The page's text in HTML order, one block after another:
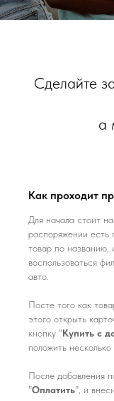
Сделайте
а
Как проходит
Для начала стоит
распоряжении есть
товар по
воспользоваться
авто.
Посте того как
этого открыть
кнопку "Купить с
положить
После добавления
"Оплатить", и